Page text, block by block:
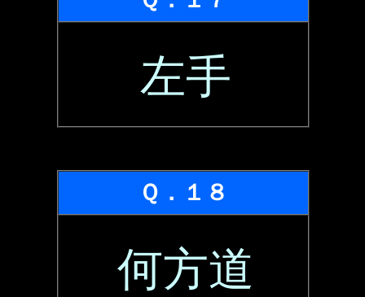
左手
Ｑ．１８
何方道